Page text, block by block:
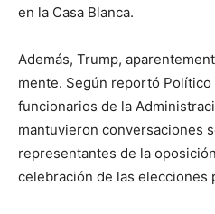
en la Casa Blanca.
Además, Trump,
mente. Según reportó Político
funcionarios de la
mantuvieron conversaciones
representantes de la
celebración de las elecciones